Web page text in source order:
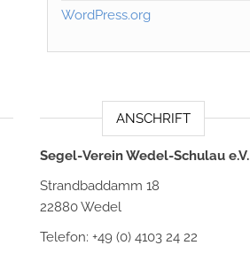
WordPress.org
ANSCHRIFT
Segel-Verein Wedel-Schulau e.V.
Strandbaddamm 18
22880 Wedel
Telefon: +49 (0) 4103 24 22